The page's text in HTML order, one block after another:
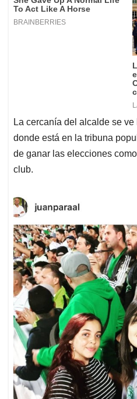
La cercanía del alcalde se
donde está en la tribuna
de ganar las elecciones
club.